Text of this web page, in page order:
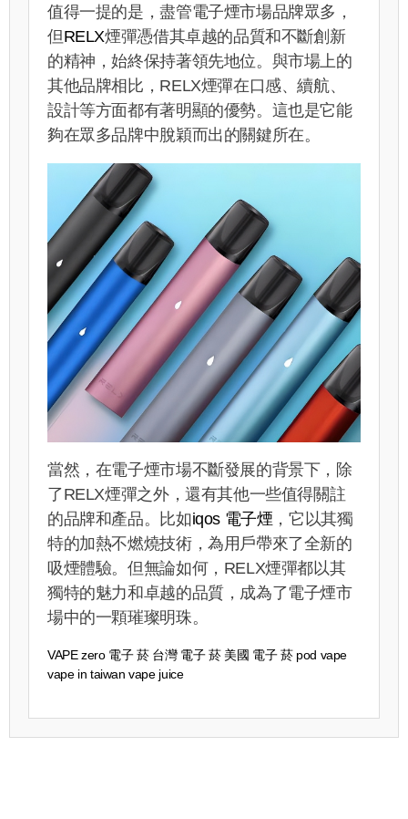
值得一提的是，盡管電子煙市場品牌眾多，
但RELX煙彈憑借其卓越的品質和不斷創新
的精神，始終保持著領先地位。與市場上的
其他品牌相比，RELX煙彈在口感、續航、
設計等方面都有著明顯的優勢。這也是它能
夠在眾多品牌中脫穎而出的關鍵所在。
當然，在電子煙市場不斷發展的背景下，除
了RELX煙彈之外，還有其他一些值得關註
的品牌和產品。比如iqos 電子煙 ​，它以其獨
特的加熱不燃燒技術，為用戶帶來了全新的
吸煙體驗。但無論如何，RELX煙彈都以其
獨特的魅力和卓越的品質，成為了電子煙市
場中的一顆璀璨明珠。
VAPE zero 電子 菸 台灣 電子 菸 美國 電子 菸 pod vape
vape in taiwan vape juice